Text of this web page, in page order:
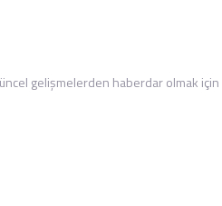
gelişmelerden haberdar olmak için